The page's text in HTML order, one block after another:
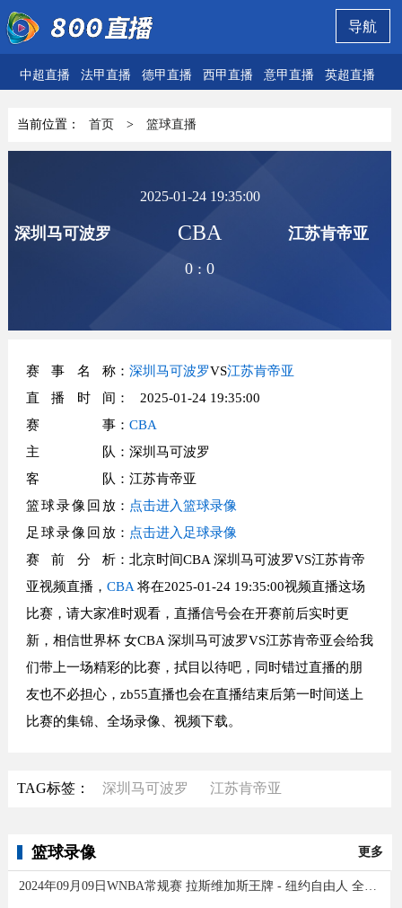
导航
中超直播 法甲直播 德甲直播 西甲直播 意甲直播 英超直播
当前位置： 首页 > 篮球直播
深圳马可波罗
2025-01-24 19:35:00
CBA
0 :0
江苏肯帝亚
赛事名称： 深圳马可波罗VS江苏肯帝亚
直播时间 ： 2025-01-24 19:35:00
赛事： CBA
主队 ：深圳马可波罗
客队 ：江苏肯帝亚
篮球录像回放： 点击进入篮球录像
足球录像回放： 点击进入足球录像
赛前分析：北京时间CBA 深圳马可波罗VS江苏肯帝
亚视频直播， CBA将在2025-01-24 19:35:00视频直播这场
比赛，请大家准时观看，直播信号会在开赛前后实时更
新，相信世界杯 女CBA 深圳马可波罗VS江苏肯帝亚会给我
们带上一场精彩的比赛，拭目以待吧，同时错过直播的朋
友也不必担心，zb55直播也会在直播结束后第一时间送上
比赛的集锦、全场录像、视频下载。
TAG标签： 深圳马可波罗 江苏肯帝亚
篮球录像 更多
2024年09月09日WNBA常规赛 拉斯维加斯王牌 - 纽约自由人 全场录像